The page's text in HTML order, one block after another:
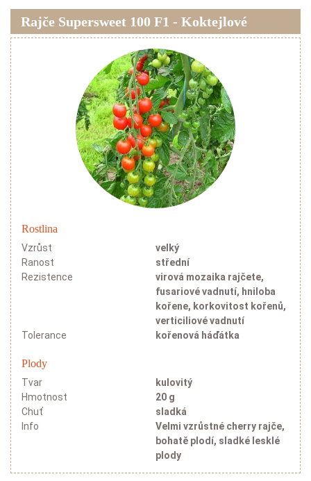
Rajče Supersweet 100 F1 - Koktejlové
Rostlina
Vzrůst
velký
Ranost
střední
Rezistence
virová mozaika rajčete,
fusariové vadnutí, hniloba
kořene, korkovitost kořenů,
verticiliové vadnutí
Tolerance
kořenová háďátka
Plody
Tvar
kulovitý
Hmotnost
20 g
Chuť
sladká
Info
Velmi vzrůstné cherry rajče,
bohatě plodí, sladké lesklé
plody